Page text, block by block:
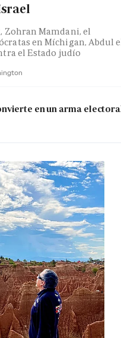
Zohran Mamdani, el
en Míchigan, Abdul
el Estado judío
en un arma